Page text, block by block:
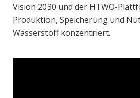
Vision 2030 und der HTWO-
Produktion, Speicherung und
Wasserstoff konzentriert.